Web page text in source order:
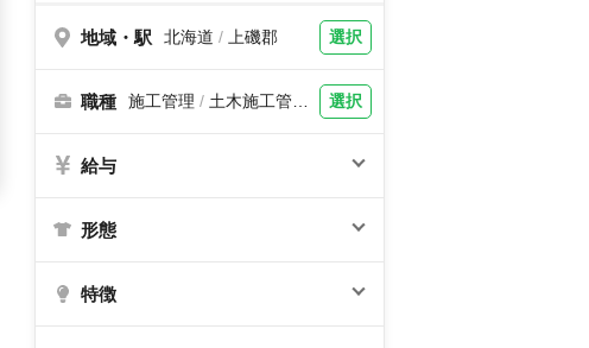
地域・駅 北海道 / 上磯郡 選択
職種 施工管理 / 土木施工管
選択
給与
形態
特徴